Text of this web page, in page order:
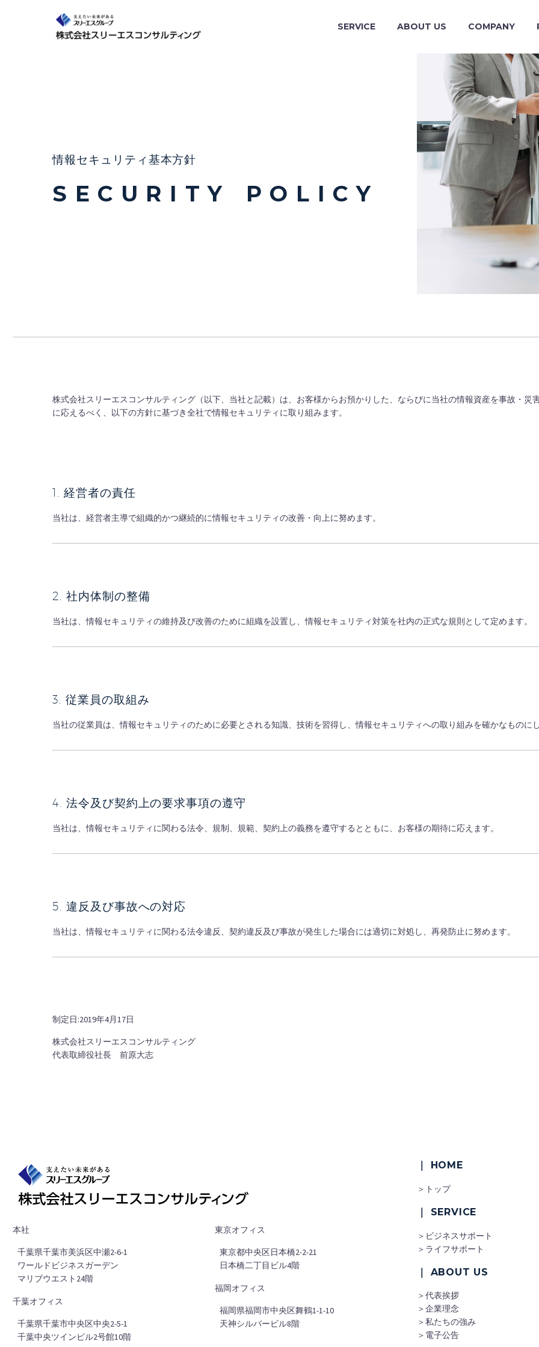
SERVICE ABOUT US COMPANY
情報セキュリティ基本方針
S E C U R I T Y P O L I C Y
株式会社スリーエスコンサルティング（以下、当社と記載）は、お客様からお預かりした、ならびに当社の情報資産を事故・
に応えるべく、以下の方針に基づき全社で情報セキュリティに取り組みます。
1. 経営者の責任
当社は、経営者主導で組織的かつ継続的に情報セキュリティの改善・向上に努めます。
2. 社内体制の整備
当社は、情報セキュリティの維持及び改善のために組織を設置し、情報セキュリティ対策を社内の正式な規則として定めます。
3. 従業員の取組み
当社の従業員は、情報セキュリティのために必要とされる知識、技術を習得し、情報セキュリティへの取り組みを確かなものに
4. 法令及び契約上の要求事項の遵守
当社は、情報セキュリティに関わる法令、規制、規範、契約上の義務を遵守するとともに、お客様の期待に応えます。
5. 違反及び事故への対応
当社は、情報セキュリティに関わる法令違反、契約違反及び事故が発生した場合には適切に対処し、再発防止に努めます。
制定日:2019年4月17日
株式会社スリーエスコンサルティング
代表取締役社長 前原大志
本社
千葉県千葉市美浜区中瀬2-6-1
ワールドビジネスガーデン
マリブウエスト24階
千葉オフィス
千葉県千葉市中央区中央2-5-1
千葉中央ツインビル2号館10階
東京オフィス
東京都中央区日本橋2-2-21
日本橋二丁目ビル4階
福岡オフィス
福岡県福岡市中央区舞鶴1-1-10
天神シルバービル8階
｜ HOME
＞トップ
｜ SERVICE
＞ビジネスサポート
＞ライフサポート
｜ ABOUT US
＞代表挨拶
＞企業理念
＞私たちの強み
＞電子公告